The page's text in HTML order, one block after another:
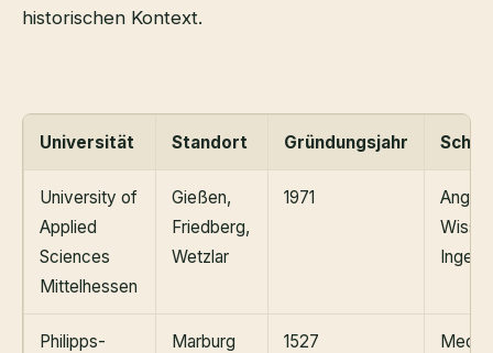
historischen Kontext.
Universität Standort Gründungsjahr
University of
Applied
Sciences
Mittelhessen
Gießen,
Friedberg,
Wetzlar
1971
Philipps-
Marburg 1527